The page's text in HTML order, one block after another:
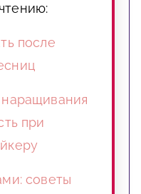
после
при
советы